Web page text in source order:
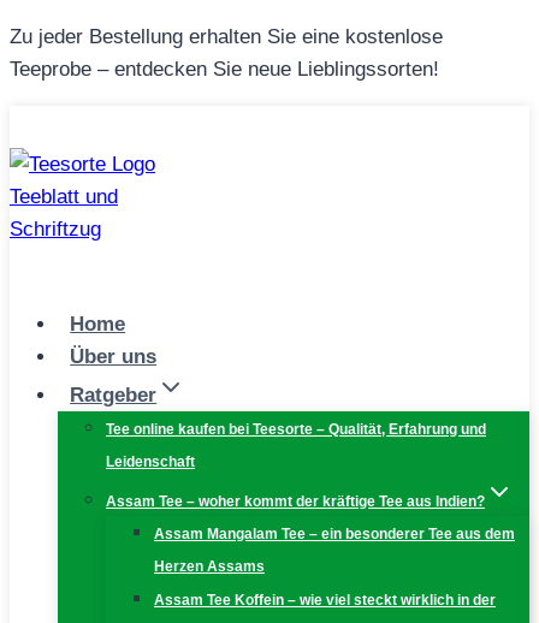
Zum
Inhalt
Zu jeder Bestellung erhalten Sie eine kostenlose
Teeprobe – entdecken Sie neue Lieblingssorten!
Home
Über uns
Ratgeber
Tee online kaufen bei Teesorte – Qualität, Erfahrung und
Leidenschaft
Assam Tee – woher kommt der kräftige Tee aus Indien?
Assam Mangalam Tee – ein besonderer Tee aus dem
Herzen Assams
Assam Tee Koffein – wie viel steckt wirklich in der